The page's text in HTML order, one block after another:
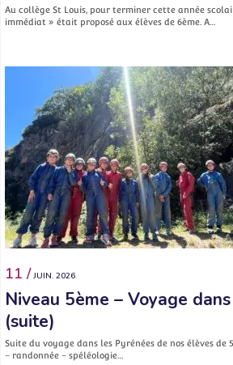
Au collège St Louis, pour terminer cette année
immédiat » était proposé aux élèves de 6ème. A…
11 / JUIN. 2026
Niveau 5ème – Voyage
(suite)
Suite du voyage dans les Pyrénées de nos élèves de
– randonnée – spéléologie…